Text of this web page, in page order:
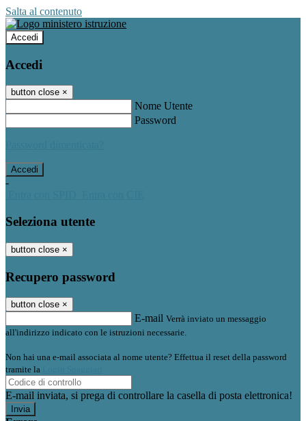
Salta al contenuto
Accedi
Accedi
button close ×
Nome Utente
Password
-
Seleziona utente
button close ×
Recupero password
button close ×
E-mail Verrà inviato un messaggio
all'indirizzo indicato con le istruzioni necessarie.
Non hai una e-mail associata al nome utente? Effettua il reset della password
tramite la
E-mail inviata, si prega di controllare la casella di posta elettronica!